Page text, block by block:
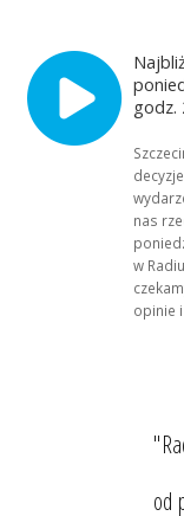
godz.
nas
w
opinie
od